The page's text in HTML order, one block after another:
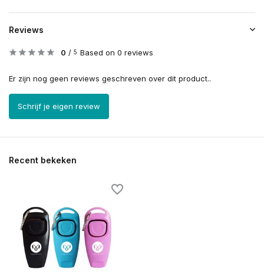
Reviews
0 / 5 Based on 0 reviews
Er zijn nog geen reviews geschreven over dit product..
Schrijf je eigen review
Recent bekeken